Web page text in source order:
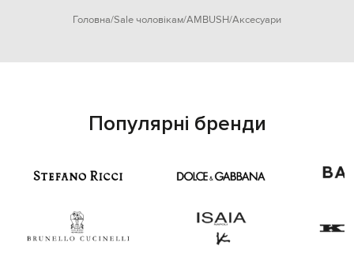
Головна Sale чоловікам AMBUSH Аксесуари
Популярні бренди